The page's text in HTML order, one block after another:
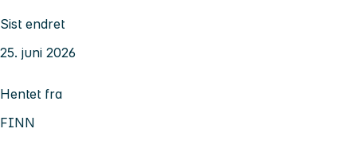
Sist endret
25. juni 2026
Hentet fra
FINN